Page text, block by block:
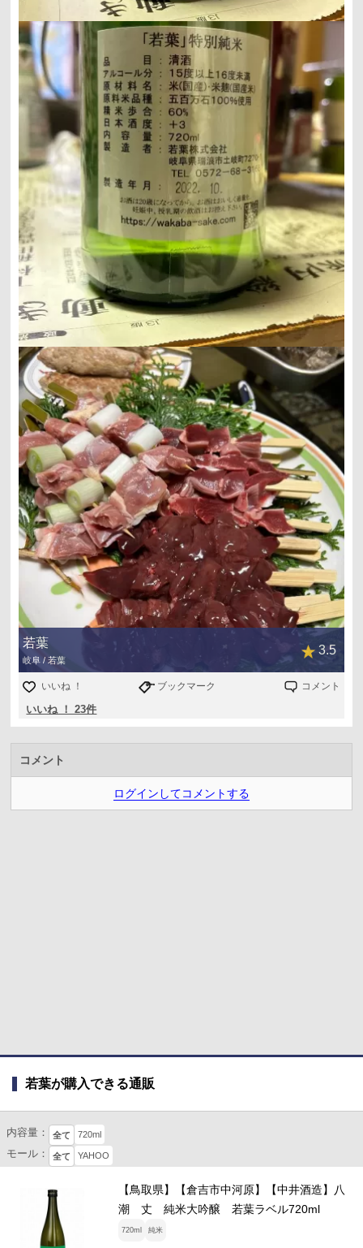
若葉
岐阜 / 若葉
3.5
いいね ！ ブックマーク コメント
いいね ！ 23件
コメント
ログインしてコメントする
若葉が購入できる通販
内容量： 全て 720ml
モール： 全て YAHOO
【鳥取県】【倉吉市中河原】【中井酒造】八
潮 丈 純米大吟醸 若葉ラベル720ml
720ml 純米